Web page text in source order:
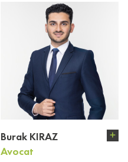
Burak KIRAZ
Avocat